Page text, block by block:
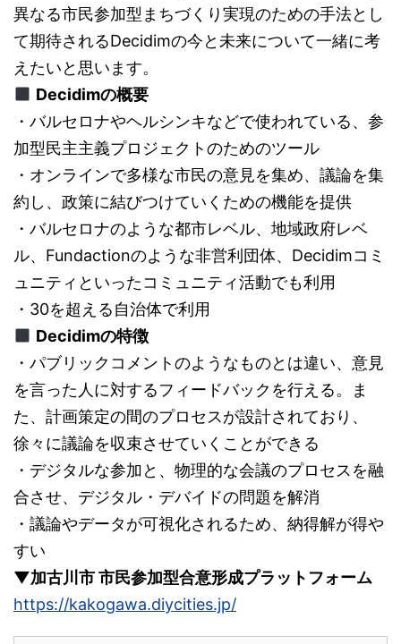
異なる市民参加型まちづくり実現のための手法とし
て期待されるDecidimの今と未来について一緒に考
えたいと思います。
Decidimの概要
・バルセロナやヘルシンキなどで使われている、参
加型民主主義プロジェクトのためのツール
・オンラインで多様な市民の意見を集め、議論を集
約し、政策に結びつけていくための機能を提供
・バルセロナのような都市レベル、地域政府レベ
ル、Fundactionのような非営利団体、Decidimコミ
ュニティといったコミュニティ活動でも利用
・30を超える自治体で利用
Decidimの特徴
・パブリックコメントのようなものとは違い、意見
を言った人に対するフィードバックを行える。ま
た、計画策定の間のプロセスが設計されており、
徐々に議論を収束させていくことができる
・デジタルな参加と、物理的な会議のプロセスを融
合させ、デジタル・デバイドの問題を解消
・議論やデータが可視化されるため、納得解が得や
すい
▼加古川市 市民参加型合意形成プラットフォーム
https://kakogawa.diycities.jp/